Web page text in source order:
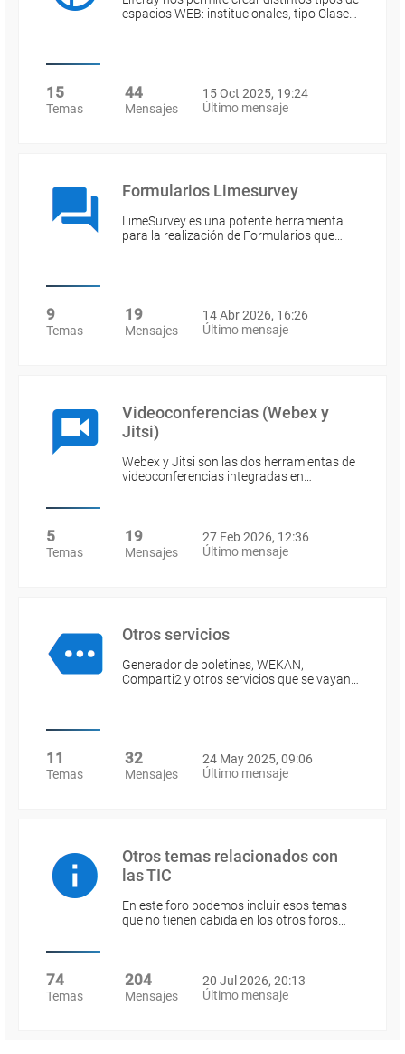
espacios WEB: institucionales, tipo Clase…
15
Temas
44
Mensajes
15 Oct 2025, 19:24
Último mensaje
Formularios Limesurvey
LimeSurvey es una potente herramienta
para la realización de Formularios que…
9
Temas
19
Mensajes
14 Abr 2026, 16:26
Último mensaje
Videoconferencias (Webex y
Jitsi)
Webex y Jitsi son las dos herramientas de
videoconferencias integradas en…
5
Temas
19
Mensajes
27 Feb 2026, 12:36
Último mensaje
Otros servicios
Generador de boletines, WEKAN,
Comparti2 y otros servicios que se vayan…
11
Temas
32
Mensajes
24 May 2025, 09:06
Último mensaje
Otros temas relacionados con
las TIC
En este foro podemos incluir esos temas
que no tienen cabida en los otros foros…
74
Temas
204
Mensajes
20 Jul 2026, 20:13
Último mensaje